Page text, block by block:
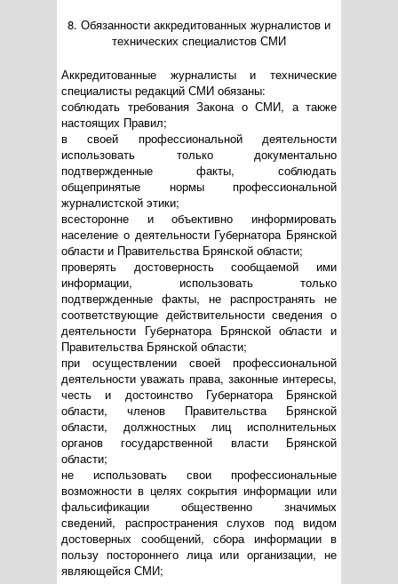
8. Обязанности аккредитованных журналистов и
технических специалистов СМИ
Аккредитованные журналисты и технические
специалисты редакций СМИ обязаны:
соблюдать требования Закона о СМИ, а также
настоящих Правил;
в своей профессиональной деятельности
использовать только документально
подтвержденные факты, соблюдать
общепринятые нормы профессиональной
журналистской этики;
всесторонне и объективно информировать
население о деятельности Губернатора Брянской
области и Правительства Брянской области;
проверять достоверность сообщаемой ими
информации, использовать только
подтвержденные факты, не распространять не
соответствующие действительности сведения о
деятельности Губернатора Брянской области и
Правительства Брянской области;
при осуществлении своей профессиональной
деятельности уважать права, законные интересы,
честь и достоинство Губернатора Брянской
области, членов Правительства Брянской
области, должностных лиц исполнительных
органов государственной власти Брянской
области;
не использовать свои профессиональные
возможности в целях сокрытия информации или
фальсификации общественно значимых
сведений, распространения слухов под видом
достоверных сообщений, сбора информации в
пользу постороннего лица или организации, не
являющейся СМИ;